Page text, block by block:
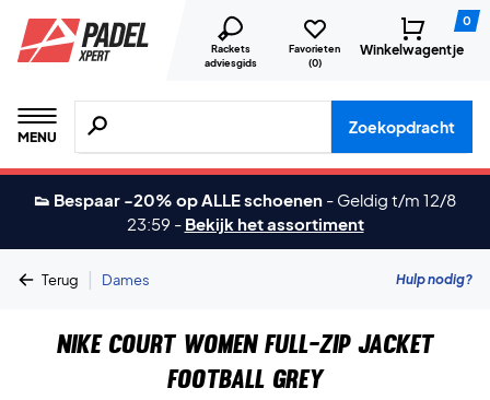
Rackets
adviesgids
Favorieten
(0)
0
Winkelwagentje
MENU
Zoeken naar producten, merken etc.
Zoekopdracht
👟 Bespaar -20% op ALLE schoenen - Geldig t/m 12/8
23:59 - Bekijk het assortiment
Terug | Dames Hulp nodig?
Nike Court Women Full-Zip Jacket
Football Grey